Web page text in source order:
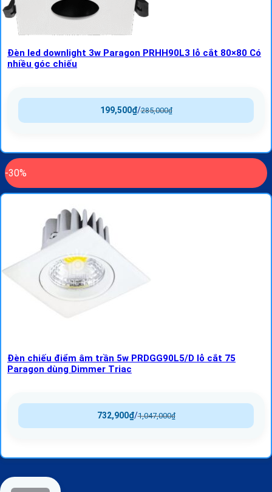
Đèn led downlight 3w Paragon PRHH90L3 lỗ cắt 80×80 Có
nhiều góc chiếu
285,000₫
/
199,500₫
-30%
Đèn chiếu điểm âm trần 5w PRDGG90L5/D lỗ cắt 75
Paragon dùng Dimmer Triac
1,047,000₫
/
732,900₫